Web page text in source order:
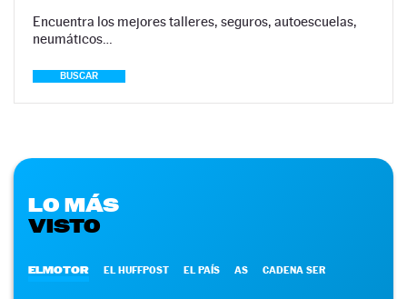
Encuentra los mejores talleres, seguros, autoescuelas,
neumáticos…
BUSCAR
LO MÁS
VISTO
ELMOTOR EL HUFFPOST EL PAÍS AS CADENA SER